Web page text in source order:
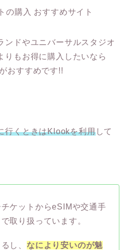
の購入 おすすめサイト
ンドやユニバーサルスタジオ
りもお得に購入したいなら
がおすすめです!!
行くときはKlookを利用して
ケットからeSIMや交通手
取り扱っています。
し、 なにより安いのが魅